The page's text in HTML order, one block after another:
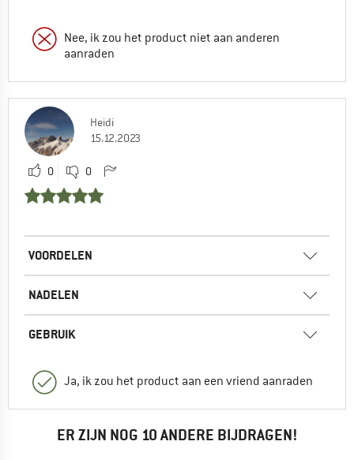
Nee, ik zou het product niet aan anderen
aanraden
Heidi
15.12.2023
0 0
VOORDELEN
NADELEN
GEBRUIK
Ja, ik zou het product aan een vriend aanraden
ER ZIJN NOG 10 ANDERE BIJDRAGEN!